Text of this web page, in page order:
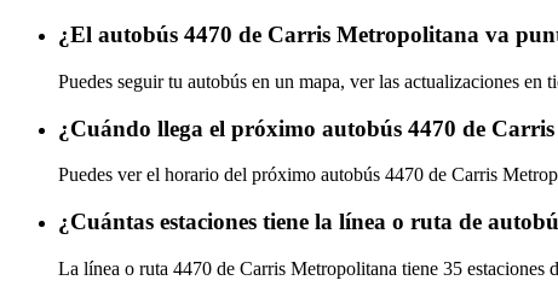
¿El autobús 4470 de Carris Metropolitana va
Puedes seguir tu autobús en un mapa, ver las actualizaciones
¿Cuándo llega el próximo autobús 4470 de
Puedes ver el horario del próximo autobús 4470 de Carris
¿Cuántas estaciones tiene la línea o ruta de
La línea o ruta 4470 de Carris Metropolitana tiene 35 estaciones